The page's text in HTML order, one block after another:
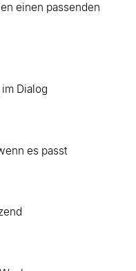
einen passenden
Dialog
es passt